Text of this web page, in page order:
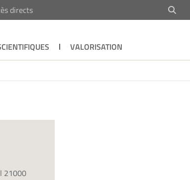
directs
VALORISATION
21000